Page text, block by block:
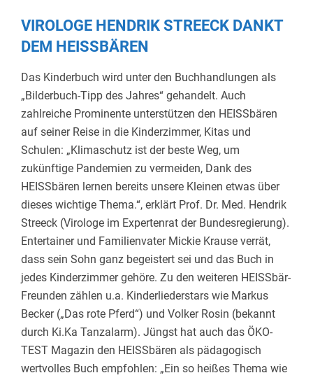
VIROLOGE HENDRIK STREECK DANKT
DEM HEISSBÄREN
Das Kinderbuch wird unter den Buchhandlungen als
„Bilderbuch-Tipp des Jahres“ gehandelt. Auch
zahlreiche Prominente unterstützen den HEISSbären
auf seiner Reise in die Kinderzimmer, Kitas und
Schulen: „Klimaschutz ist der beste Weg, um
zukünftige Pandemien zu vermeiden, Dank des
HEISSbären lernen bereits unsere Kleinen etwas über
dieses wichtige Thema.“, erklärt Prof. Dr. Med. Hendrik
Streeck (Virologe im Expertenrat der Bundesregierung).
Entertainer und Familienvater Mickie Krause verrät,
dass sein Sohn ganz begeistert sei und das Buch in
jedes Kinderzimmer gehöre. Zu den weiteren HEISSbär-
Freunden zählen u.a. Kinderliederstars wie Markus
Becker („Das rote Pferd“) und Volker Rosin (bekannt
durch Ki.Ka Tanzalarm). Jüngst hat auch das ÖKO-
TEST Magazin den HEISSbären als pädagogisch
wertvolles Buch empfohlen: „Ein so heißes Thema wie